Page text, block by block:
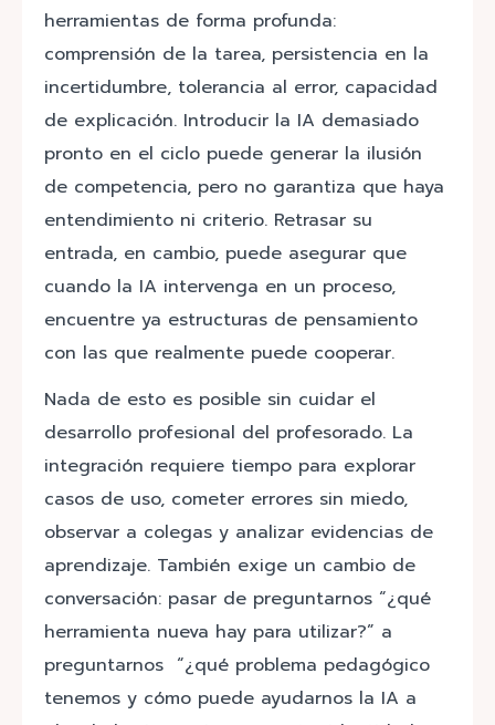
herramientas de forma profunda:
comprensión de la tarea, persistencia en la
incertidumbre, tolerancia al error, capacidad
de explicación. Introducir la IA demasiado
pronto en el ciclo puede generar la ilusión
de competencia, pero no garantiza que haya
entendimiento ni criterio. Retrasar su
entrada, en cambio, puede asegurar que
cuando la IA intervenga en un proceso,
encuentre ya estructuras de pensamiento
con las que realmente puede cooperar.
Nada de esto es posible sin cuidar el
desarrollo profesional del profesorado. La
integración requiere tiempo para explorar
casos de uso, cometer errores sin miedo,
observar a colegas y analizar evidencias de
aprendizaje. También exige un cambio de
conversación: pasar de preguntarnos “¿qué
herramienta nueva hay para utilizar?” a
preguntarnos “¿qué problema pedagógico
tenemos y cómo puede ayudarnos la IA a